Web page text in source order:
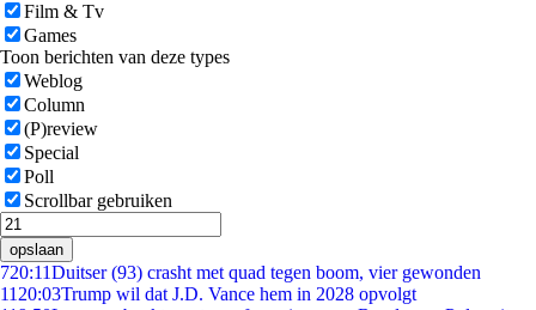
Film & Tv
Games
Toon berichten van deze types
Weblog
Column
(P)review
Special
Poll
Scrollbar gebruiken
opslaan
720:11Duitser (93) crasht met quad tegen boom, vier gewonden
11 20:03Trump wil dat J.D. Vance hem in 2028 opvolgt